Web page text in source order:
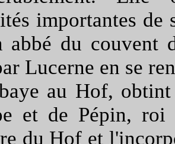
importantes de
abbé du couvent
Lucerne en se
au Hof,
et de Pépin, roi
du Hof et